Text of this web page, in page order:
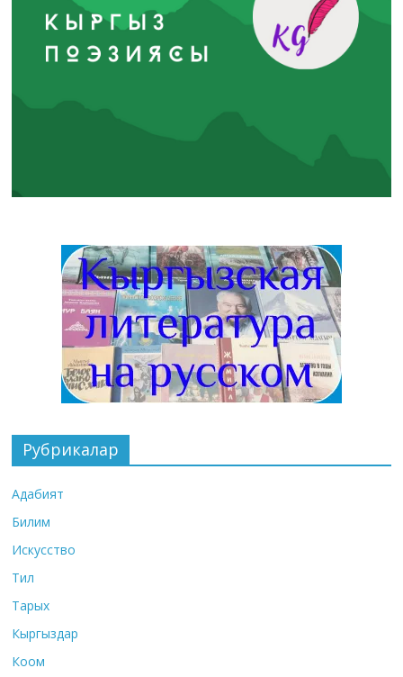
Рубрикалар
Адабият
Билим
Искусство
Тил
Тарых
Кыргыздар
Коом